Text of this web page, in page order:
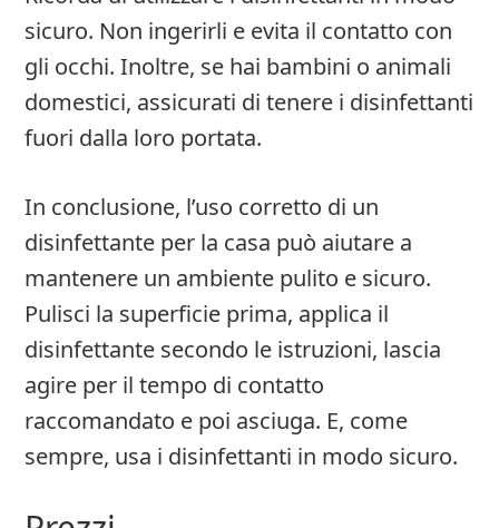
sicuro. Non ingerirli e evita il contatto con
gli occhi. Inoltre, se hai bambini o animali
domestici, assicurati di tenere i disinfettanti
fuori dalla loro portata.
In conclusione, l’uso corretto di un
disinfettante per la casa può aiutare a
mantenere un ambiente pulito e sicuro.
Pulisci la superficie prima, applica il
disinfettante secondo le istruzioni, lascia
agire per il tempo di contatto
raccomandato e poi asciuga. E, come
sempre, usa i disinfettanti in modo sicuro.